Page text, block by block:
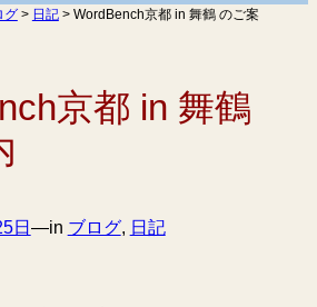
グ> 日記> WordBench京都 in 舞鶴 のご案
京都 in 舞鶴
日 —in ブログ, 日記